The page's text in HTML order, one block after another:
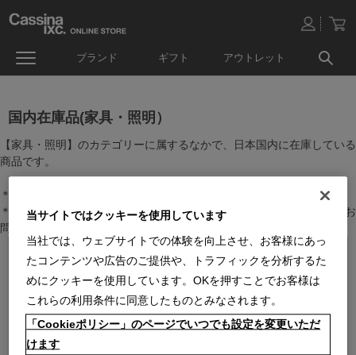
ブランド ギフト アウトレット
国内在庫品(家具・照明）
【家具・照明】のカテゴリーに属するなかで、日本国内に在庫している
商品です。
＊絞り込み機能で商品検索することができます。
＊全店舗で在庫を共有しておりますので、最新の在庫状況についてはお
問い合わせください。
当サイトではクッキーを使用しています
当社では、ウェブサイトでの体験を向上させ、お客様にあっ
たコンテンツや広告のご提供や、トラフィックを分析するた
めにクッキーを使用しています。OKを押すことでお客様は
これらの利用条件に同意したものとみなされます。
「Cookieポリシー」のページでいつでも設定を変更いただ
けます